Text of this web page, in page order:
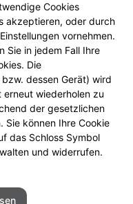
Fragen und
Impressum
Cookies
akzeptieren, oder durch
vornehmen.
Sie in jedem Fall Ihre
Die
dessen Gerät) wird
wiederholen zu
der gesetzlichen
Sie können Ihre Cookie
das Schloss Symbol
und widerrufen.